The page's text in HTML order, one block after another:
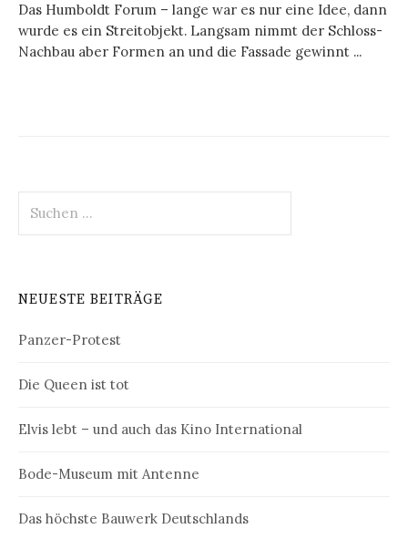
Das Humboldt Forum – lange war es nur eine Idee, dann
wurde es ein Streitobjekt. Langsam nimmt der Schloss-
Nachbau aber Formen an und die Fassade gewinnt ...
nach:
NEUESTE BEITRÄGE
Panzer-Protest
Die Queen ist tot
Elvis lebt – und auch das Kino International
Bode-Museum mit Antenne
Das höchste Bauwerk Deutschlands